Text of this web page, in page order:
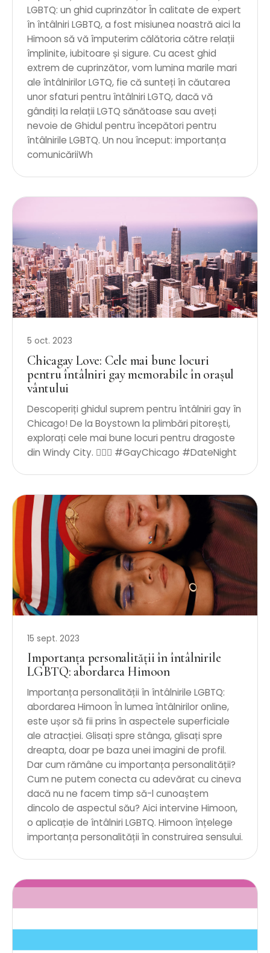
LGBTQ: un ghid cuprinzător În calitate de expert
în întâlniri LGBTQ, a fost misiunea noastră aici la
Himoon să vă împuterim călătoria către relații
împlinite, iubitoare și sigure. Cu acest ghid
extrem de cuprinzător, vom lumina marile mari
ale întâlnirilor LGTQ, fie că sunteți în căutarea
unor sfaturi pentru întâlniri LGTQ, dacă vă
gândiți la relații LGTQ sănătoase sau aveți
nevoie de Ghidul pentru începători pentru
întâlnirile LGBTQ. Un nou început: importanța
comunicăriiWh
5 oct. 2023
Chicagay Love: Cele mai bune locuri
pentru întâlniri gay memorabile în orașul
vântului
Descoperiți ghidul suprem pentru întâlniri gay în
Chicago! De la Boystown la plimbări pitorești,
explorați cele mai bune locuri pentru dragoste
din Windy City. 🏳️‍🌈✨ #GayChicago #DateNight
15 sept. 2023
Importanța personalității în întâlnirile
LGBTQ: abordarea Himoon
Importanța personalității în întâlnirile LGBTQ:
abordarea Himoon În lumea întâlnirilor online,
este ușor să fii prins în aspectele superficiale
ale atracției. Glisați spre stânga, glisați spre
dreapta, doar pe baza unei imagini de profil.
Dar cum rămâne cu importanța personalității?
Cum ne putem conecta cu adevărat cu cineva
dacă nu ne facem timp să-l cunoaștem
dincolo de aspectul său? Aici intervine Himoon,
o aplicație de întâlniri LGBTQ. Himoon înțelege
importanța personalității în construirea sensului.